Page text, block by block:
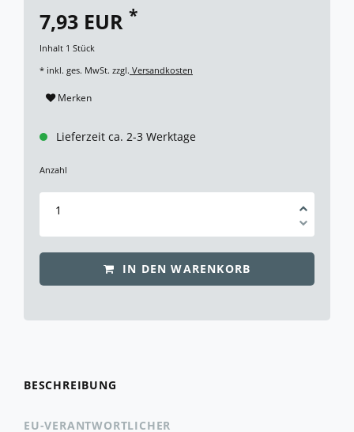
7,93 EUR *
Inhalt 1 Stück
* inkl. ges. MwSt. zzgl. Versandkosten
Merken
Lieferzeit ca. 2-3 Werktage
Anzahl
IN DEN WARENKORB
BESCHREIBUNG
EU-VERANTWORTLICHER